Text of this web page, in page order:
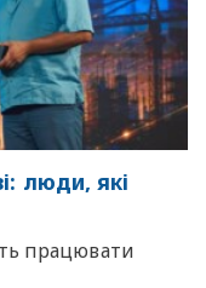
люди, які
працювати